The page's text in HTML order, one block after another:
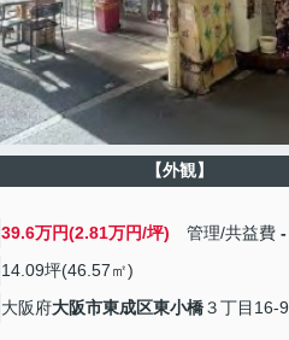
【外観】
39.6万円(2.81万円/坪) 管理/共益費 -
14.09坪(46.57㎡)
大阪府大阪市東成区東小橋３丁目16-9